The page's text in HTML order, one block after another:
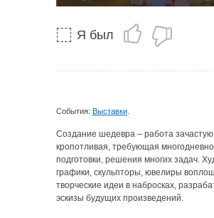
Я был
События: Выставки
Создание шедевра – работа зачастую
кропотливая, требующая
подготовки, решения многих задач.
графики, скульпторы, ювелиры
творческие идеи в набросках,
эскизы будущих произведений.